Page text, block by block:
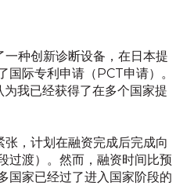
种创新诊断设备，在日本提
国际专利申请（PCT申请）。
我已经获得了在多个国家提
张，计划在融资完成后完成向
过渡）。然而，融资时间比预
国家已经过了进入国家阶段的